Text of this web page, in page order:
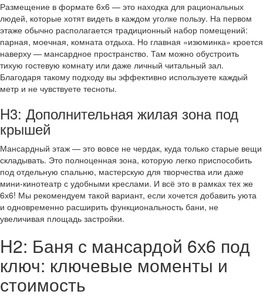
Размещение в формате 6х6 — это находка для рациональных
людей, которые хотят видеть в каждом уголке пользу. На первом
этаже обычно располагается традиционный набор помещений:
парная, моечная, комната отдыха. Но главная «изюминка» кроется
наверху — мансардное пространство. Там можно обустроить
тихую гостевую комнату или даже личный читальный зал.
Благодаря такому подходу вы эффективно используете каждый
метр и не чувствуете тесноты.
H3: Дополнительная жилая зона под
крышей
Мансардный этаж — это вовсе не чердак, куда только старые вещи
складывать. Это полноценная зона, которую легко приспособить
под отдельную спальню, мастерскую для творчества или даже
мини-кинотеатр с удобными креслами. И всё это в рамках тех же
6х6! Мы рекомендуем такой вариант, если хочется добавить уюта
и одновременно расширить функциональность бани, не
увеличивая площадь застройки.
H2: Баня с мансардой 6х6 под
ключ: ключевые моменты и
стоимость